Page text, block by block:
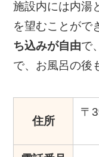
施設内には内湯
を望むことがで
ち込みが自由で
で、お風呂の後
住所
〒